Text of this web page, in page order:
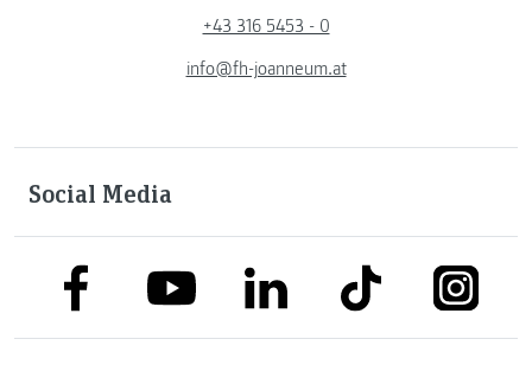
+43 316 5453 - 0
info@fh-joanneum.at
Social Media
link to facebooklink to youtubelink to linkedinlink to tiktok link to